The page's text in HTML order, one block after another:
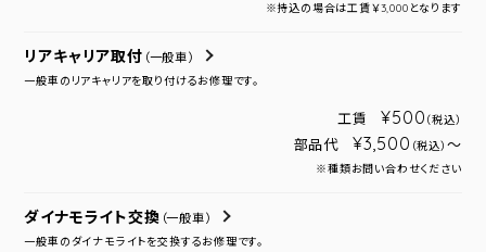
※持込の場合は工賃￥3,000となります
リアキャリア取付 （一般車）
一般車のリアキャリアを取り付けるお修理です。
工賃 ¥500 （税込）
部品代 ¥3,500 （税込） ～
※種類お問い合わせください
ダイナモライト交換 （一般車）
一般車のダイナモライトを交換するお修理です。